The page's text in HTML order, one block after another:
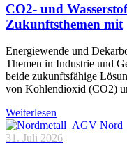
CO2- und
Zukunftsthemen mit
Energiewende und
Themen in Industrie und
beide zukunftsfähige
von Kohlendioxid (CO2)
Weiterlesen
31. Juli 2026